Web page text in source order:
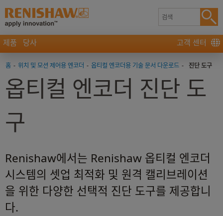
제품 당사 고객 센터
홈 - 위치 및 모션 제어용 엔코더 - 옵티컬 엔코더용 기술 문서 다운로드 - 진단 도구
옵티컬 엔코더 진단 도
구
Renishaw에서는 Renishaw 옵티컬 엔코더
시스템의 셋업 최적화 및 원격 캘리브레이션
을 위한 다양한 선택적 진단 도구를 제공합니
다.